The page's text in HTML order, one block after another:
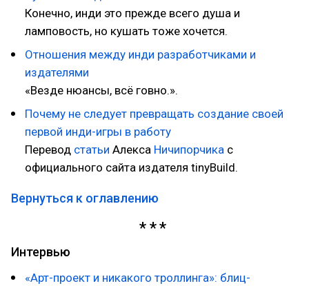
Конечно, инди это прежде всего душа и
ламповость, но кушать тоже хочется.
Отношения между инди разработчиками и
издателями
«Везде нюансы, всё говно.».
Почему не следует превращать создание своей
первой инди-игры в работу
Перевод статьи Алекса Ничипорчика с
официального сайта издателя tinyBuild.
Вернуться к оглавлению
Интервью
«Арт-проект и никакого троллинга»: блиц-